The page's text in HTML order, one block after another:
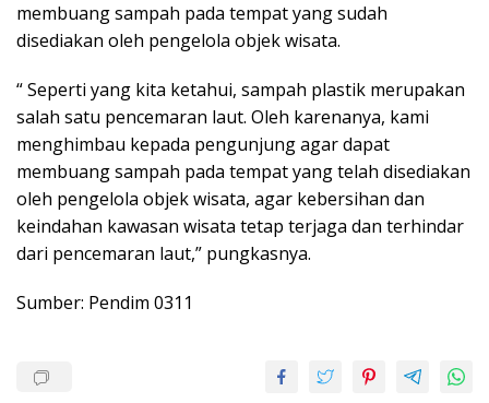
membuang sampah pada tempat yang sudah
disediakan oleh pengelola objek wisata.
“ Seperti yang kita ketahui, sampah plastik merupakan
salah satu pencemaran laut. Oleh karenanya, kami
menghimbau kepada pengunjung agar dapat
membuang sampah pada tempat yang telah disediakan
oleh pengelola objek wisata, agar kebersihan dan
keindahan kawasan wisata tetap terjaga dan terhindar
dari pencemaran laut,” pungkasnya.
Sumber: Pendim 0311